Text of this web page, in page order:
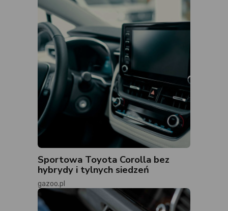
Sportowa Toyota Corolla bez
hybrydy i tylnych siedzeń
gazoo.pl